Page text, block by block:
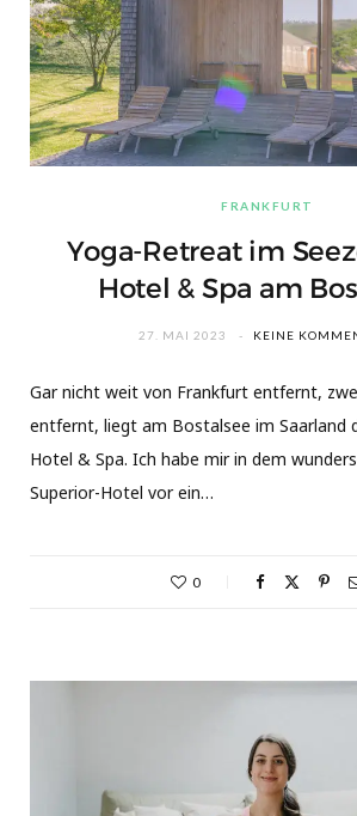
FRANKFURT
Yoga-Retreat im
Hotel & Spa am
27. MAI 2023 KEINE
Gar nicht weit von Frankfurt entfernt,
entfernt, liegt am Bostalsee im Saarland
Hotel & Spa. Ich habe mir in dem
Superior-Hotel vor ein…
0